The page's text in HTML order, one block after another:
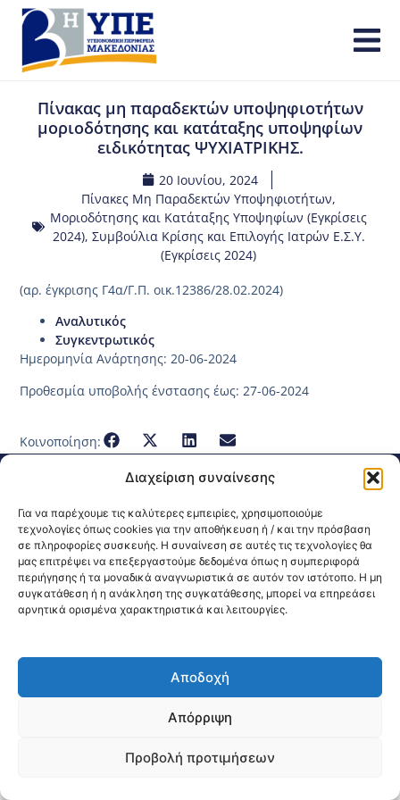
Διαχείριση συναίνεσης
Για να παρέχουμε τις καλύτερες εμπειρίες, χρησιμοποιούμε
τεχνολογίες όπως cookies για την αποθήκευση ή / και την πρόσβαση
σε πληροφορίες συσκευής. Η συναίνεση σε αυτές τις τεχνολογίες θα
μας επιτρέψει να επεξεργαστούμε δεδομένα όπως η συμπεριφορά
περιήγησης ή τα μοναδικά αναγνωριστικά σε αυτόν τον ιστότοπο. Η μη
συγκατάθεση ή η ανάκληση της συγκατάθεσης, μπορεί να επηρεάσει
αρνητικά ορισμένα χαρακτηριστικά και λειτουργίες.
Αποδοχή
Απόρριψη
Προβολή προτιμήσεων
Πίνακας μη παραδεκτών υποψηφιοτήτων
μοριοδότησης και κατάταξης υποψηφίων
ειδικότητας ΨΥΧΙΑΤΡΙΚΗΣ.
20 Ιουνίου, 2024
Πίνακες Μη Παραδεκτών Υποψηφιοτήτων,
Μοριοδότησης και Κατάταξης Υποψηφίων (Εγκρίσεις
2024), Συμβούλια Κρίσης και Επιλογής Ιατρών Ε.Σ.Υ.
(Εγκρίσεις 2024)
(αρ. έγκρισης Γ4α/Γ.Π. οικ.12386/28.02.2024)
Αναλυτικός
Συγκεντρωτικός
Ημερομηνία Ανάρτησης: 20-06-2024
Προθεσμία υποβολής ένστασης έως: 27-06-2024
Κοινοποίηση:
@2026 3ype.gr All rights reserved
Θεσσαλονίκη, ΕλλάδαΤηλ: +30 2311 226 200
email: 3ype@3ype.gr
Page Visits: 00016 Website Visits: 1590207